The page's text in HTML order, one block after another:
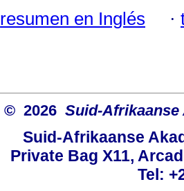
resumen en Inglés ·
© 2026 Suid-Afrikaanse
Suid-Afrikaanse
Private Bag X11,
Tel: